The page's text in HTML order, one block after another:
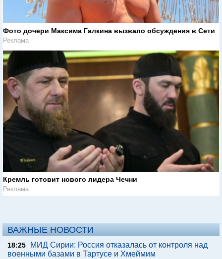
Фото дочери Максима Галкина вызвало обсуждения в Сети
Реклама
Кремль готовит нового лидера Чечни
Реклама
ВАЖНЫЕ НОВОСТИ
18:25
МИД Сирии: Россия отказалась от контроля над
военными базами в Тартусе и Хмеймим